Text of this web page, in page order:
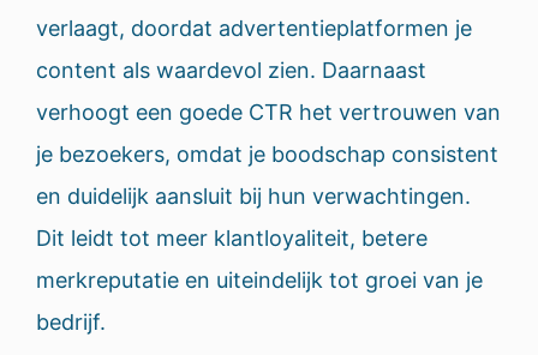
verlaagt, doordat advertentieplatformen je
content als waardevol zien. Daarnaast
verhoogt een goede CTR het vertrouwen van
je bezoekers, omdat je boodschap consistent
en duidelijk aansluit bij hun verwachtingen.
Dit leidt tot meer klantloyaliteit, betere
merkreputatie en uiteindelijk tot groei van je
bedrijf.